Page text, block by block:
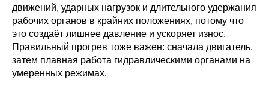
движений, ударных нагрузок и длительного удержания
рабочих органов в крайних положениях, потому что
это создаёт лишнее давление и ускоряет износ.
Правильный прогрев тоже важен: сначала двигатель,
затем плавная работа гидравлическими органами на
умеренных режимах.